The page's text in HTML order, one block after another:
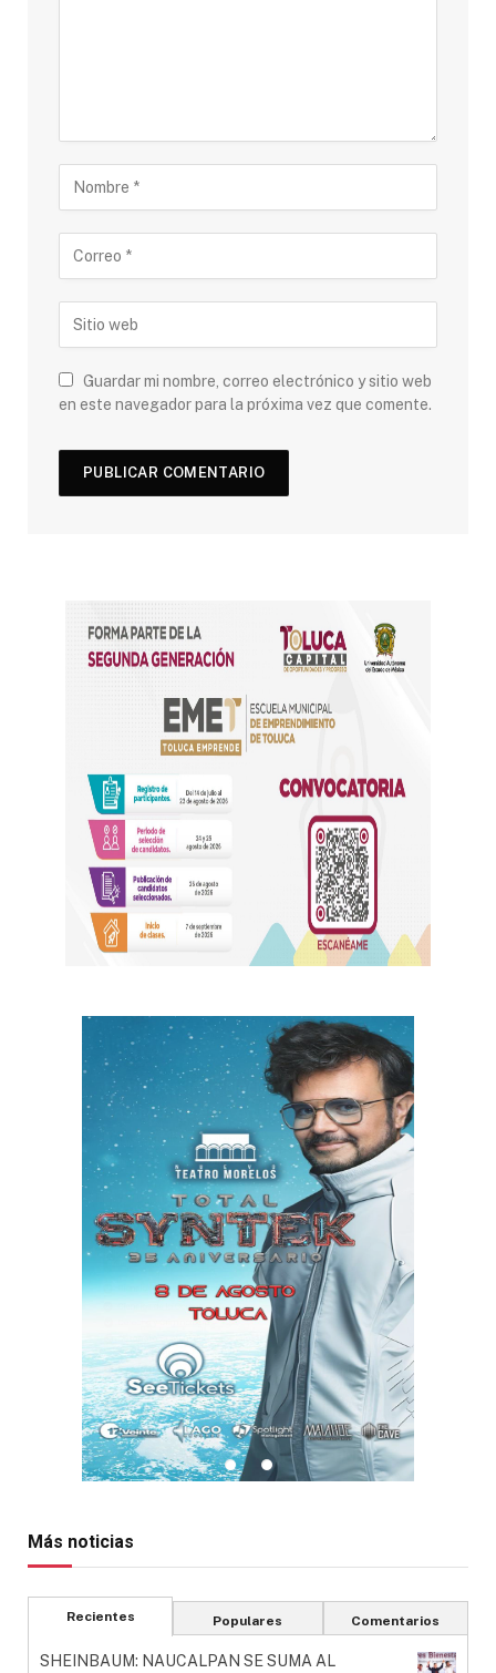
Guardar mi nombre, correo electrónico y sitio web
en este navegador para la próxima vez que comente.
Más noticias
Recientes Populares Comentarios
SHEINBAUM: NAUCALPAN SE SUMA AL